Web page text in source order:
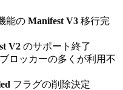
能の Manifest V3 移行完
V2 のサポート終了
ロッカーの多くが利用不
フラグの削除決定